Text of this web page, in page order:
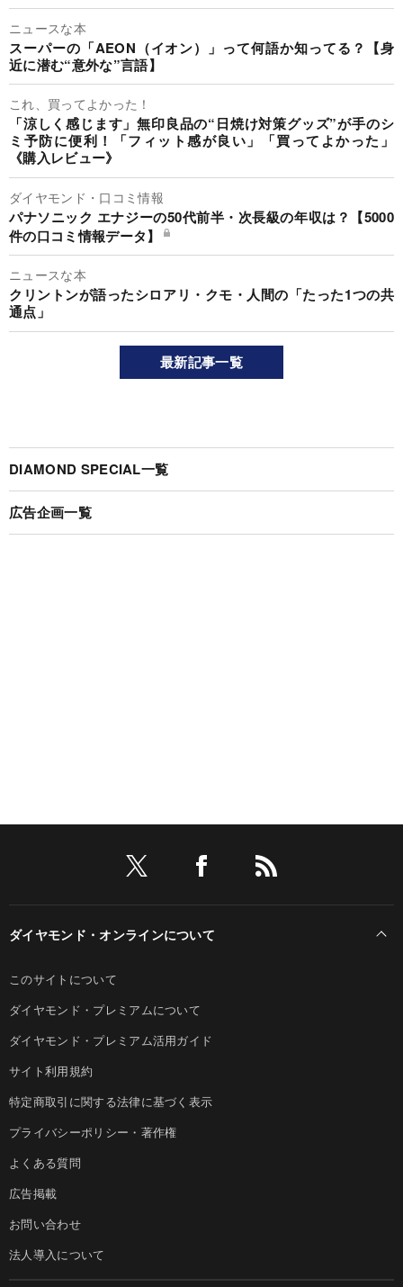
ニュースな本
スーパーの「AEON（イオン）」って何語か知ってる？【身
近に潜む“意外な”言語】
これ、買ってよかった！
「涼しく感じます」無印良品の“日焼け対策グッズ”が手のシ
ミ予防に便利！「フィット感が良い」「買ってよかった」
《購入レビュー》
ダイヤモンド・口コミ情報
パナソニック エナジーの50代前半・次長級の年収は？【5000
件の口コミ情報データ】
ニュースな本
クリントンが語ったシロアリ・クモ・人間の「たった1つの共
通点」
最新記事一覧
DIAMOND SPECIAL一覧
広告企画一覧
ダイヤモンド・オンラインについて
このサイトについて
ダイヤモンド・プレミアムについて
ダイヤモンド・プレミアム活用ガイド
サイト利用規約
特定商取引に関する法律に基づく表示
プライバシーポリシー・著作権
よくある質問
広告掲載
お問い合わせ
法人導入について